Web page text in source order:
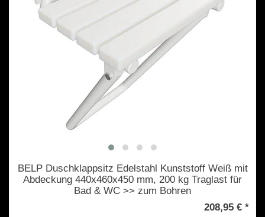
BELP Duschklappsitz Edelstahl Kunststoff Weiß mit
Abdeckung 440x460x450 mm, 200 kg Traglast für
Bad & WC >> zum Bohren
208,95 € *